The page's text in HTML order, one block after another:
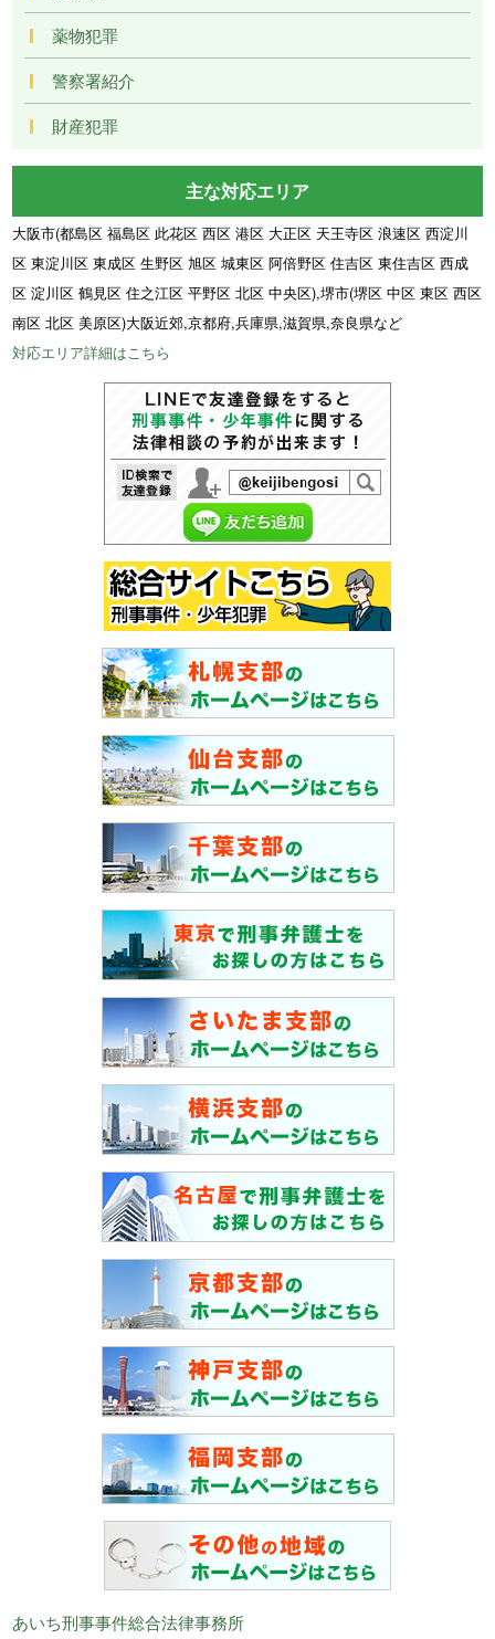
薬物犯罪
警察署紹介
財産犯罪
主な対応エリア
大阪市(都島区 福島区 此花区 西区 港区 大正区 天王寺区 浪速区 西淀川
区 東淀川区 東成区 生野区 旭区 城東区 阿倍野区 住吉区 東住吉区 西成
区 淀川区 鶴見区 住之江区 平野区 北区 中央区),堺市(堺区 中区 東区 西区
南区 北区 美原区)大阪近郊,京都府,兵庫県,滋賀県,奈良県など
対応エリア詳細はこちら
あいち刑事事件総合法律事務所